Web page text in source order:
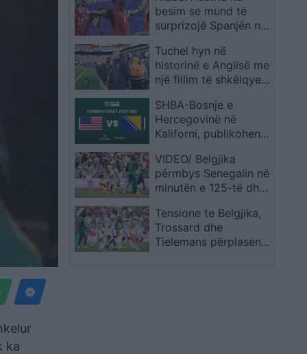
ka
besim se mund të
surprizojë Spanjën në
Tuchel hyn në
historinë e Anglisë me
një fillim të shkëlqyer
SHBA-Bosnje e
Hercegovinë në
Kaliforni, publikohen
VIDEO/ Belgjika
përmbys Senegalin në
minutën e 125-të dhe
1/8 e finales
Tensione te Belgjika,
Trossard dhe
Tielemans përplasen